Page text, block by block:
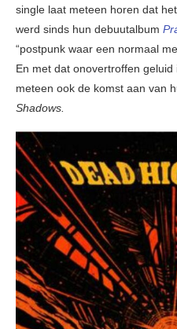
single laat meteen horen dat
werd sinds hun debuutalbum
“postpunk waar een normaal
En met dat onovertroffen geluid
meteen ook de komst aan van
Shadows.